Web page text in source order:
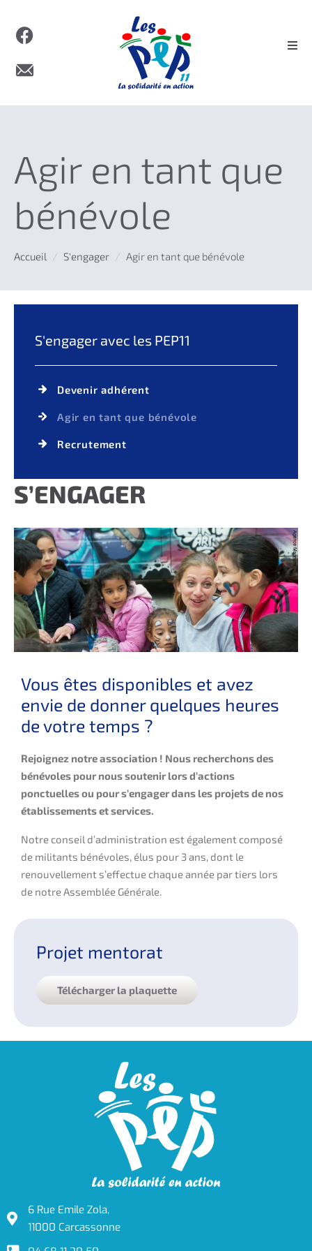
Agir en tant que
bénévole
Accueil S'engager Agir en tant que bénévole
S'engager avec les PEP11
Devenir adhérent
Agir en tant que bénévole
Recrutement
S’ENGAGER
Vous êtes disponibles et avez
envie de donner quelques heures
de votre temps ?
Rejoignez notre association ! Nous recherchons des
bénévoles pour nous soutenir lors d’actions
ponctuelles ou pour s’engager dans les projets de nos
établissements et services.
Notre conseil d’administration est également composé
de militants bénévoles, élus pour 3 ans, dont le
renouvellement s’effectue chaque année par tiers lors
de notre Assemblée Générale.
Projet mentorat
Télécharger la plaquette
6 Rue Emile Zola,
11000 Carcassonne